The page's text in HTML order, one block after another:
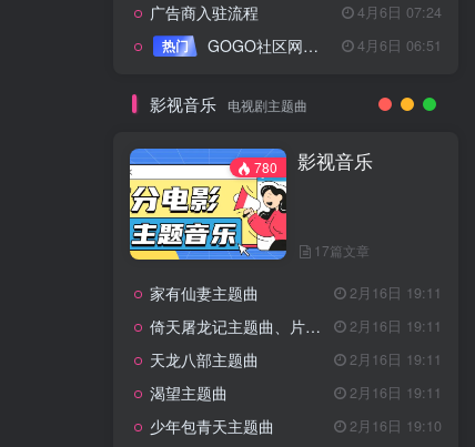
广告商入驻流程
4月6日 07:24
热门
GOGO社区网站搭建(自助服务) 4月6日 06:51
影视音乐 电视剧主题曲
780 影视音乐
17篇文章
家有仙妻主题曲 2月16日 19:11
倚天屠龙记主题曲、片头曲 2月16日 19:11
天龙八部主题曲 2月16日 19:11
渴望主题曲 2月16日 19:11
少年包青天主题曲 2月16日 19:10